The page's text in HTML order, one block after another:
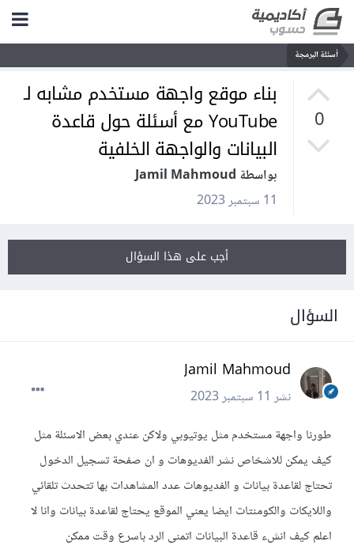
أسئلة البرمجة
0
بناء موقع واجهة مستخدم مشابه لـ
YouTube مع أسئلة حول قاعدة
البيانات والواجهة الخلفية
بواسطة Jamil Mahmoud
11 سبتمبر 2023
أجب على هذا السؤال
السؤال
Jamil Mahmoud
نشر11 سبتمبر 2023
طورنا واجهة مستخدم مثل يوتيوبي ولاكن عندي بعض الاسئلة مثل
كيف يمكن للاشخاص نشر الفديوهات و ان صفحة تسجيل الدخول
تحتاج لقاعدة بيانات و الفديوهات عدد المشاهدات بها تتحدث تلقائي
واللايكات والكومنتات ايضا يعني الموقع يحتاج لقاعدة بيانات وانا لا
اعلم كيف انشء قاعدة البيانات اتمنى الرد باسرع وقت ممكن